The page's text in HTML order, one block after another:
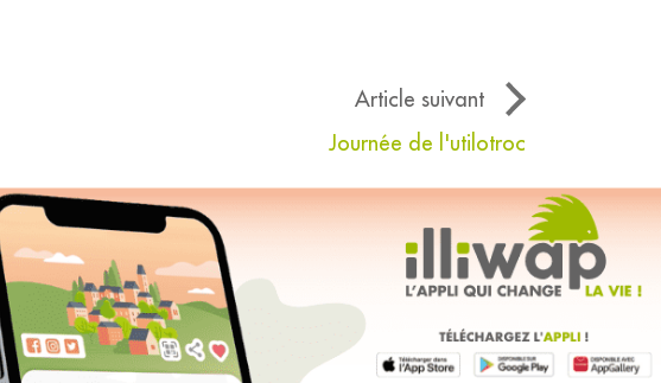
Article suivant
Journée de l'utilotroc